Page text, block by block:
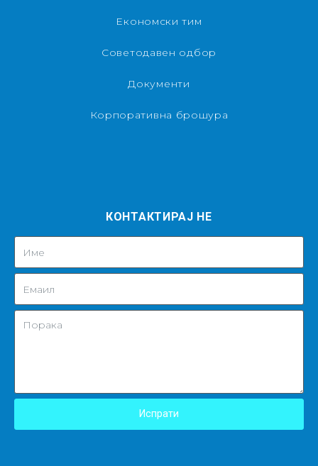
Економски тим
Советодавен одбор
Документи
Корпоративна брошура
КОНТАКТИРАЈ НЕ
Испрати